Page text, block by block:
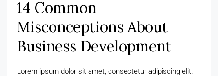
14 Common
Misconceptions About
Business Development
Lorem ipsum dolor sit amet, consectetur adipiscing elit.